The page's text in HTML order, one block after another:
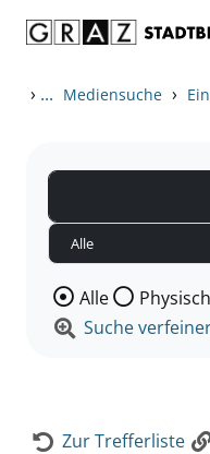
› ... Mediensuche ›
Wählen Sie die
Alle
Suche
Zur Trefferliste